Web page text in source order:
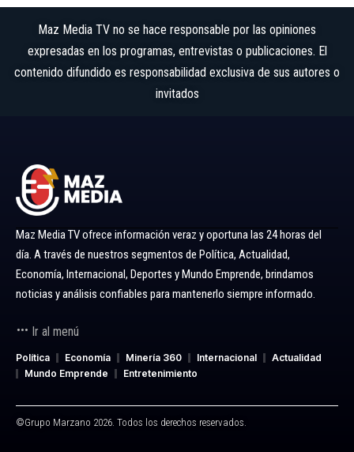
Maz Media TV no se hace responsable por las opiniones
expresadas en los programas, entrevistas o publicaciones. El
contenido difundido es responsabilidad exclusiva de sus autores o
invitados
Maz Media TV ofrece información veraz y oportuna las 24 horas del
día. A través de nuestros segmentos de Política, Actualidad,
Economía, Internacional, Deportes y Mundo Emprende, brindamos
noticias y análisis confiables para mantenerlo siempre informado.
Ir al menú
Política Economía Minería 360 Internacional
Actualidad
Mundo Emprende
Entretenimiento
©Grupo Marzano 2026. Todos los derechos reservados.